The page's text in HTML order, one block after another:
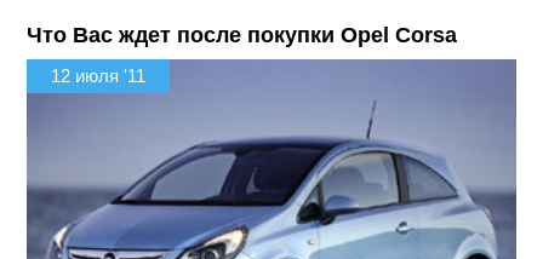
Что Вас ждет после покупки Opel Corsa
12 июля '11